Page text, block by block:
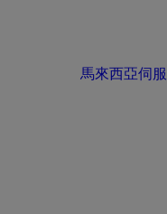
馬來西亞伺